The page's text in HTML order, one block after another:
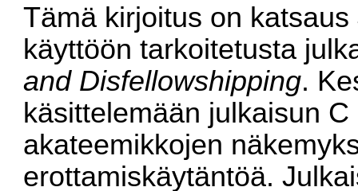
Tämä kirjoitus on
käyttöön tarkoitetusta
and Disfellowshipping.
käsittelemään julkaisun
akateemikkojen
erottamiskäytäntöä.